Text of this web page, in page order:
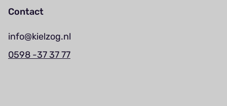
Contact
info@kielzog.nl
0598 -37 37 77